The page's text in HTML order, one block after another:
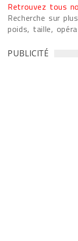
Retrouvez tous
Recherche sur
poids, taille,
PUBLICITÉ